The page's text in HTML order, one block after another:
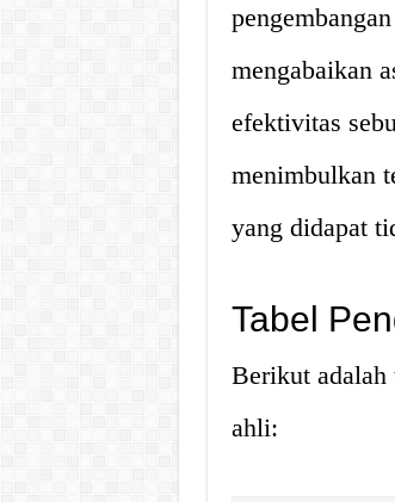
mengabaikan
efektivitas
menimbulkan
yang didapat
Tabel
Berikut adalah
ahli: